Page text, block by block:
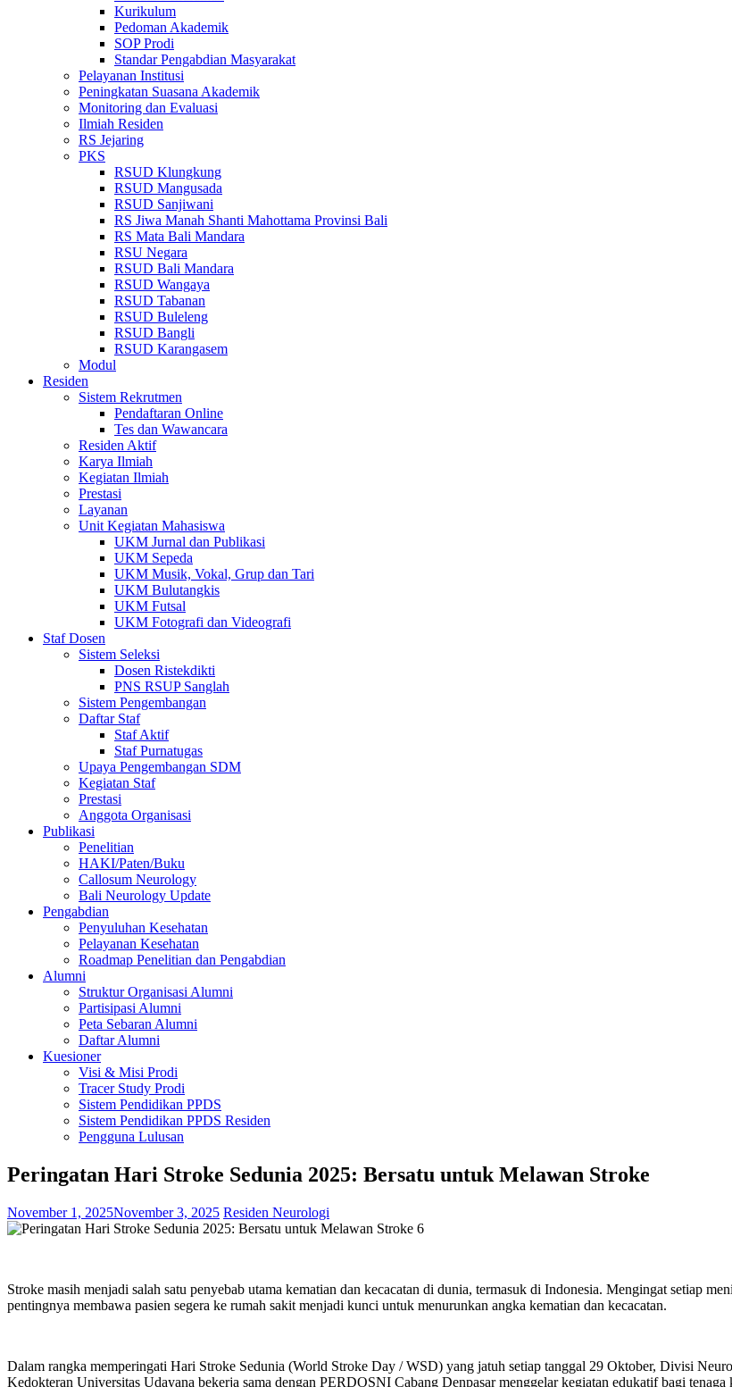
Kurikulum
Pedoman Akademik
SOP Prodi
Standar Pengabdian Masyarakat
Pelayanan Institusi
Peningkatan Suasana Akademik
Monitoring dan Evaluasi
Ilmiah Residen
RS Jejaring
PKS
RSUD Klungkung
RSUD Mangusada
RSUD Sanjiwani
RS Jiwa Manah Shanti Mahottama Provinsi Bali
RS Mata Bali Mandara
RSU Negara
RSUD Bali Mandara
RSUD Wangaya
RSUD Tabanan
RSUD Buleleng
RSUD Bangli
RSUD Karangasem
Modul
Residen
Sistem Rekrutmen
Pendaftaran Online
Tes dan Wawancara
Residen Aktif
Karya Ilmiah
Kegiatan Ilmiah
Prestasi
Layanan
Unit Kegiatan Mahasiswa
UKM Jurnal dan Publikasi
UKM Sepeda
UKM Musik, Vokal, Grup dan Tari
UKM Bulutangkis
UKM Futsal
UKM Fotografi dan Videografi
Staf Dosen
Sistem Seleksi
Dosen Ristekdikti
PNS RSUP Sanglah
Sistem Pengembangan
Daftar Staf
Staf Aktif
Staf Purnatugas
Upaya Pengembangan SDM
Kegiatan Staf
Prestasi
Anggota Organisasi
Publikasi
Penelitian
HAKI/Paten/Buku
Callosum Neurology
Bali Neurology Update
Pengabdian
Penyuluhan Kesehatan
Pelayanan Kesehatan
Roadmap Penelitian dan Pengabdian
Alumni
Struktur Organisasi Alumni
Partisipasi Alumni
Peta Sebaran Alumni
Daftar Alumni
Kuesioner
Visi & Misi Prodi
Tracer Study Prodi
Sistem Pendidikan PPDS
Sistem Pendidikan PPDS Residen
Pengguna Lulusan
Peringatan Hari Stroke Sedunia 2025: Bersatu untuk Melawan Stroke
November 1, 2025November 3, 2025 Residen Neurologi
Stroke masih menjadi salah satu penyebab utama kematian dan kecacatan di dunia, termasuk di Indonesia. Mengingat setiap
pentingnya membawa pasien segera ke rumah sakit menjadi kunci untuk menurunkan angka kematian dan kecacatan.
Dalam rangka memperingati Hari Stroke Sedunia (World Stroke Day / WSD) yang jatuh setiap tanggal 29 Oktober, Divisi
Kedokteran Universitas Udayana bekerja sama dengan PERDOSNI Cabang Denpasar menggelar kegiatan edukatif bagi tenaga